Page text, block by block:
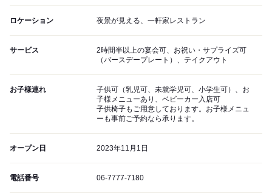
ロケーション 夜景が見える、一軒家レストラン
サービス
2時間半以上の宴会可、お祝い・サプライズ可
（バースデープレート）、テイクアウト
お子様連れ
子供可（乳児可、未就学児可、小学生可）、お
子様メニューあり、ベビーカー入店可
子供椅子もご用意しております。お子様メニュ
ーも事前ご予約なら承ります。
オープン日 2023年11月1日
電話番号 06-7777-7180